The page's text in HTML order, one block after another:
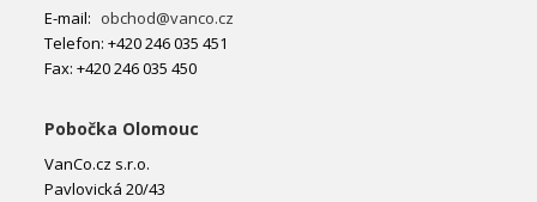
E-mail: obchod@vanco.cz
Telefon: +420 246 035 451
Fax: +420 246 035 450
Pobočka Olomouc
VanCo.cz s.r.o.
Pavlovická 20/43